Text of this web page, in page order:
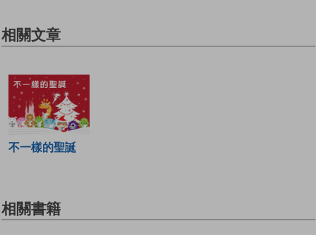
相關文章
不一樣的聖誕
相關書籍